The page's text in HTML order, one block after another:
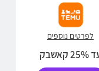
לפרטים נוספים
קאשבק